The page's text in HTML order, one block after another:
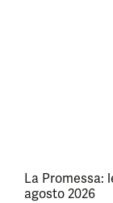
La Promessa:
agosto 2026